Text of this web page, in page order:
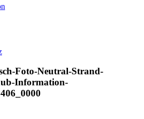
Foto-Neutral-Strand-
Information-